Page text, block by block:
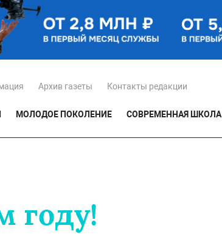
Архив газеты Контакты редакции
МОЛОДОЕ ПОКОЛЕНИЕ СОВРЕМЕННАЯ ШКОЛА
году!